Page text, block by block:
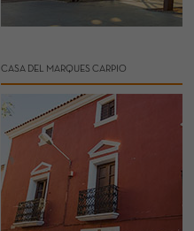
CASA DEL MARQUES CARPIO